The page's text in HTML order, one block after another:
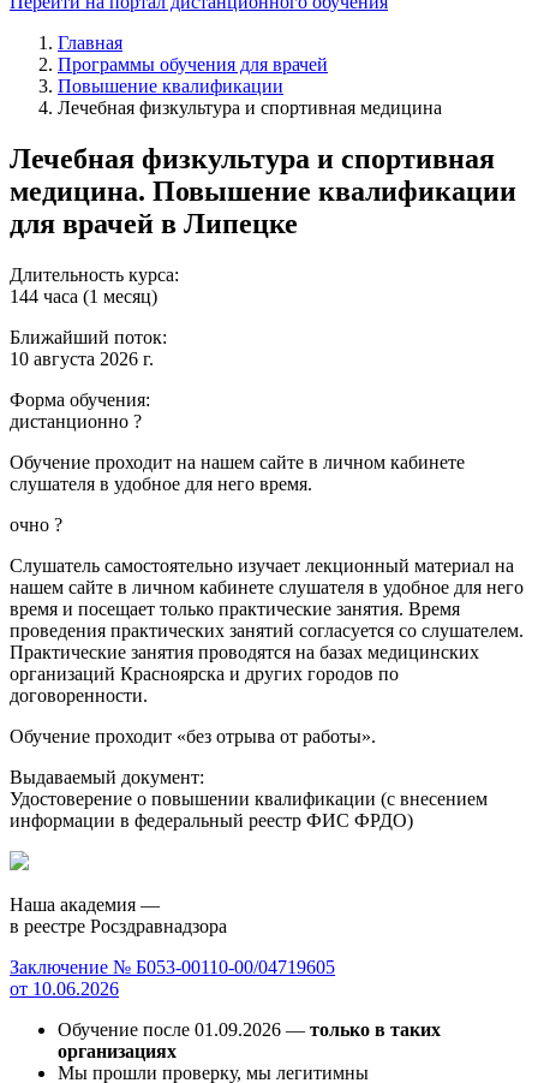
Главная
Программы обучения для врачей
Повышение квалификации
Лечебная физкультура и спортивная медицина
Лечебная физкультура и спортивная
медицина. Повышение квалификации
для врачей в Липецке
Длительность курса:
144 часа (1 месяц)
Ближайший поток:
10 августа 2026 г.
Форма обучения:
дистанционно ?
Обучение проходит на нашем сайте в личном кабинете
слушателя в удобное для него время.
очно ?
Слушатель самостоятельно изучает лекционный материал на
нашем сайте в личном кабинете слушателя в удобное для него
время и посещает только практические занятия. Время
проведения практических занятий согласуется со слушателем.
Практические занятия проводятся на базах медицинских
организаций Красноярска и других городов по
договоренности.
Обучение проходит «без отрыва от работы».
Выдаваемый документ:
Удостоверение о повышении квалификации (с внесением
информации в федеральный реестр ФИС ФРДО)
Наша академия —
в реестре Росздравнадзора
Заключение № Б053-00110-00/04719605
от 10.06.2026
Обучение после 01.09.2026 — только в таких
организациях
Мы прошли проверку, мы легитимны